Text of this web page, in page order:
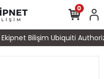
Ekipnet Bilişim Ubiquiti
0